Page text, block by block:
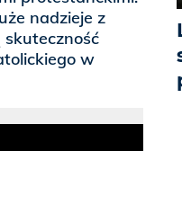
nadzieje z
skuteczność
w